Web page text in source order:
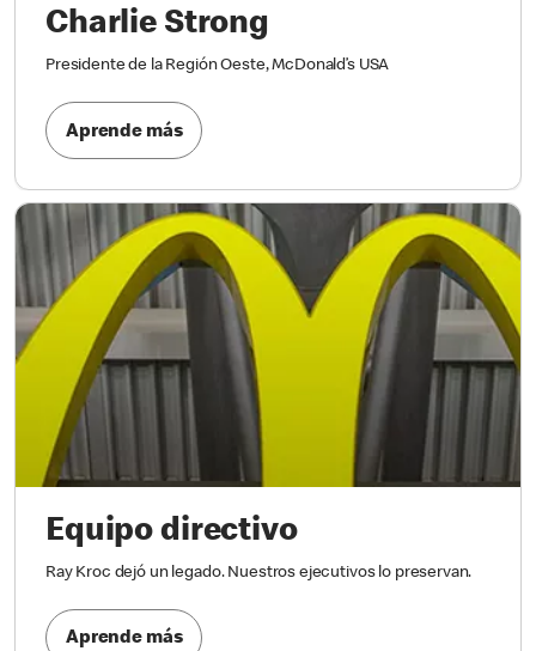
Charlie Strong
Presidente de la Región Oeste, McDonald’s USA
Aprende más
Equipo directivo
Ray Kroc dejó un legado. Nuestros ejecutivos lo preservan.
Aprende más